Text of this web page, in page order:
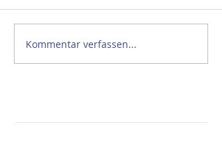
Kommentar verfassen...